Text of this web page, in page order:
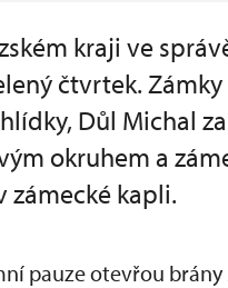
kraji ve
čtvrtek.
Důl Michal
okruhem a
zámecké kapli.
pauze otevřou